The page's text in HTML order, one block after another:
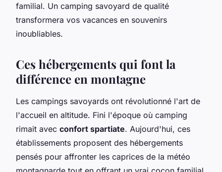
familial. Un camping savoyard de qualité
transformera vos vacances en souvenirs
inoubliables.
Ces hébergements qui font la
différence en montagne
Les campings savoyards ont révolutionné l'art de
l'accueil en altitude. Fini l'époque où camping
rimait avec confort spartiate. Aujourd'hui, ces
établissements proposent des hébergements
pensés pour affronter les caprices de la météo